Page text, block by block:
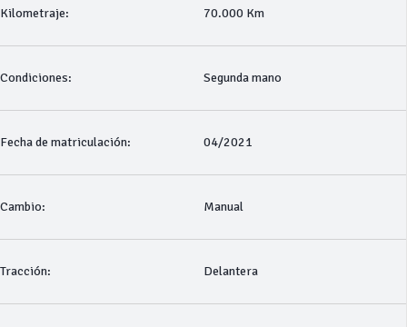
Kilometraje: 70.000 Km
Condiciones: Segunda mano
Fecha de matriculación: 04/2021
Cambio: Manual
Tracción: Delantera